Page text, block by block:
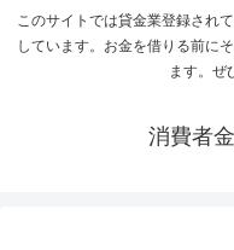
このサイトでは貸金業登録され
しています。お金を借りる前に
ます。ぜ
消費者